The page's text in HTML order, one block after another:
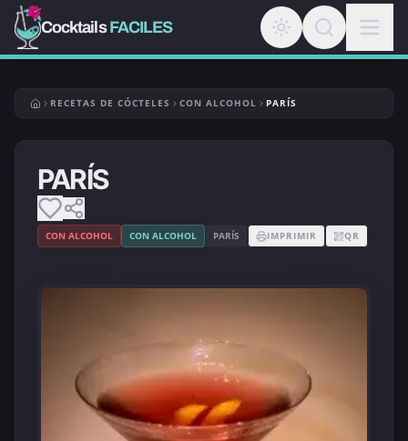
CocktailsFACILES
RECETAS DE CÓCTELES CON ALCOHOL PARÍS
PARÍS
CON ALCOHOL CON ALCOHOL PARÍS IMPRIMIR QR